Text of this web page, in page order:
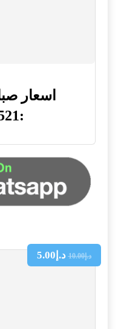
اسعار
:0565930521
د.إ10.00 د.إ 5.00